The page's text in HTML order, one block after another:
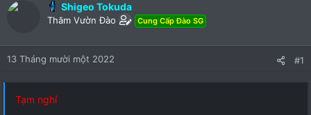
Shigeo Tokuda
Thăm Vườn Đào Cung Cấp Đào SG
13 Tháng mười một 2022 #1
Tạm nghỉ